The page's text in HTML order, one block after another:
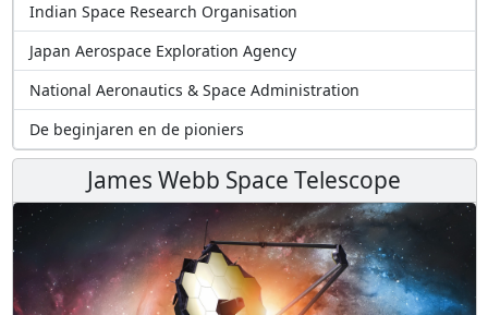
Indian Space Research Organisation
Japan Aerospace Exploration Agency
National Aeronautics & Space Administration
De beginjaren en de pioniers
James Webb Space Telescope